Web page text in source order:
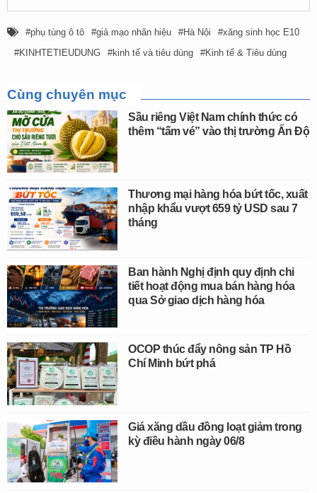
phụ tùng ô tô giả mạo nhãn hiệu Hà Nội
xăng sinh học E10
KINHTETIEUDUNG
kinh tế và tiêu dùng Kinh tế & Tiêu dùng
Cùng chuyên mục
Sầu riêng Việt Nam chính thức có
thêm “tấm vé” vào thị trường Ấn Độ
Thương mại hàng hóa bứt tốc, xuất
nhập khẩu vượt 659 tỷ USD sau 7
tháng
Ban hành Nghị định quy định chi
tiết hoạt động mua bán hàng hóa
qua Sở giao dịch hàng hóa
OCOP thúc đẩy nông sản TP Hồ
Chí Minh bứt phá
Giá xăng dầu đồng loạt giảm trong
kỳ điều hành ngày 06/8